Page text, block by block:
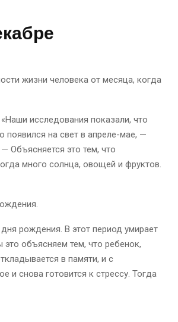
жизни человека от месяца, когда
исследования показали, что
появился на свет в апреле-мае, —
Объясняется это тем, что
много солнца, овощей и фруктов.
рождения. В этот период умирает
объясняем тем, что ребенок,
в памяти, и с
снова готовится к стрессу. Тогда